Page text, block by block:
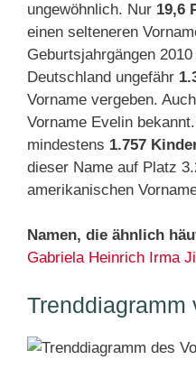
ungewöhnlich. Nur 19,6
einen selteneren
Geburtsjahrgängen
Deutschland ungefähr
Vorname vergeben.
Vorname Evelin
mindestens 1.757
dieser Name auf Platz
amerikanischen
Namen, die ähnlich
Gabriela Heinrich Irma
Trenddiagramm